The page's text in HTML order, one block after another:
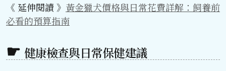
《 延伸閱讀 》 黃金獵犬價格與日常花費詳解：飼養前
必看的預算指南
健康檢查與日常保健建議